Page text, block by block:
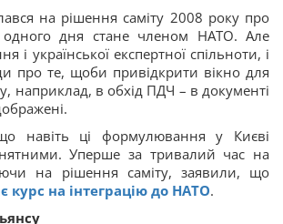
на рішення саміту 2008 року про
дня стане членом НАТО. Але
і української експертної спільноти, і
про те, щоби привідкрити вікно для
наприклад, в обхід ПДЧ – в документі
навіть ці формулювання у Києві
Уперше за тривалий час на
на рішення саміту, заявили, що
курс на інтеграцію до НАТО.